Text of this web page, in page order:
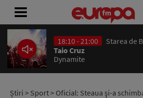
18:10 - 21:00
Starea de
Taio Cruz
Dynamite
Știri > Sport> Oficial: Steaua şi-a
ACASĂ
ȘTIRI
RADIO